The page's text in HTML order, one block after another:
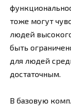
тоже могут
людей
быть
для людей
достаточным.
В базовую